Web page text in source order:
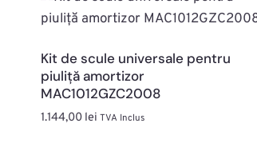
Kit de scule universale pentru
piuliță amortizor
MAC1012GZC2008
1.144,00 lei TVA Inclus